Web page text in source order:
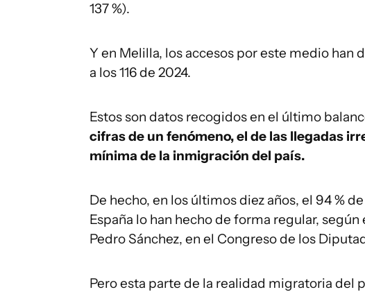
137 %).
Y en Melilla, los accesos por este medio han
a los 116 de 2024.
Estos son datos recogidos en el último
cifras de un fenómeno, el de las llegadas
mínima de la inmigración del país.
De hecho, en los últimos diez años, el 94 %
España lo han hecho de forma regular,
Pedro Sánchez, en el Congreso de los
Pero esta parte de la realidad migratoria del